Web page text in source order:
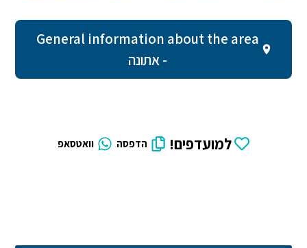
General information about the area
- אתונה
למועדפים! הדפסה וואטסאפ